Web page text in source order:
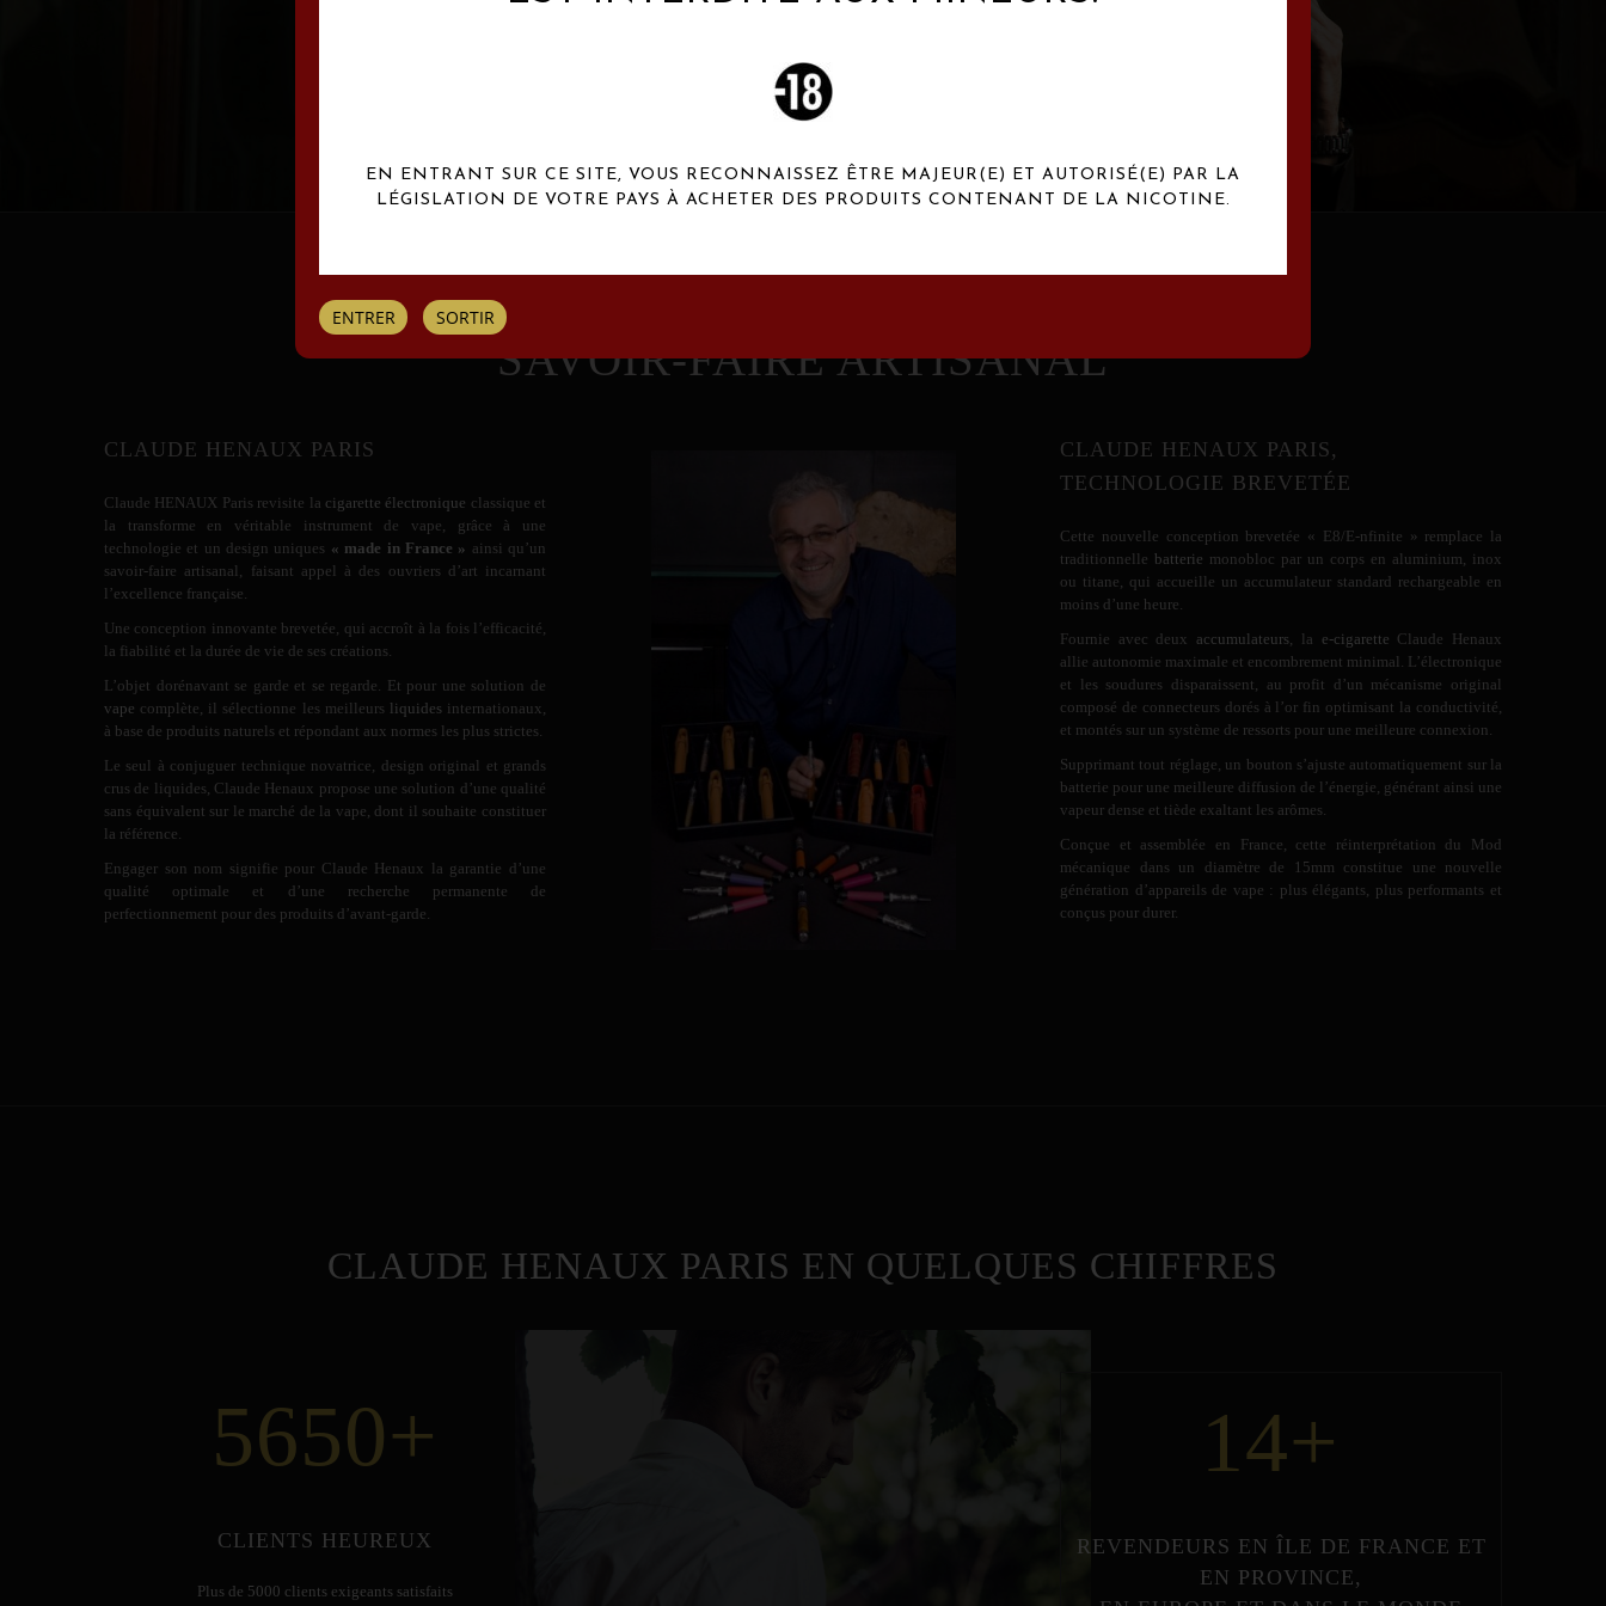
SAVOIR-FAIRE ARTISANAL
CLAUDE HENAUX PARIS
Claude HENAUX Paris revisite la cigarette électronique classique et
la transforme en véritable instrument de vape, grâce à une
technologie et un design uniques « made in France » ainsi qu’un
savoir-faire artisanal, faisant appel à des ouvriers d’art incarnant
l’excellence française.
Une conception innovante brevetée, qui accroît à la fois l’efficacité,
la fiabilité et la durée de vie de ses créations.
L’objet dorénavant se garde et se regarde. Et pour une solution de
vape complète, il sélectionne les meilleurs liquidesinternationaux,
à base de produits naturels et répondant aux normes les plus strictes.
Le seul à conjuguer technique novatrice, design original et grands
crus de liquides, Claude Henaux propose une solution d’une qualité
sans équivalent sur le marché de la vape, dont il souhaite constituer
la référence.
Engager son nom signifie pour Claude Henaux la garantie d’une
qualité optimale et d’une recherche permanente de
perfectionnement pour des produits d’avant-garde.
CLAUDE HENAUX PARIS,
TECHNOLOGIE BREVETÉE
Cette nouvelle conception brevetée « E8/E-nfinite » remplace la
traditionnelle batterie monobloc par un corps en aluminium, inox
ou titane, qui accueille un accumulateur standard rechargeable en
moins d’une heure.
Fournie avec deux accumulateurs , la e-cigarette Claude Henaux
allie autonomie maximale et encombrement minimal. L’électronique
et les soudures disparaissent, au profit d’un mécanisme original
composé de connecteurs dorés à l’or fin optimisant la conductivité,
et montés sur un système de ressorts pour une meilleure connexion.
Supprimant tout réglage, un bouton s’ajuste automatiquement sur la
batterie pour une meilleure diffusion de l’énergie, générant ainsi une
vapeur dense et tiède exaltant les arômes.
Conçue et assemblée en France, cette réinterprétation du Mod
mécanique dans un diamètre de 15mm constitue une nouvelle
génération d’appareils de vape : plus élégants, plus performants et
conçus pour durer.
CLAUDE HENAUX PARIS EN QUELQUES CHIFFRES
5650+
CLIENTS HEUREUX
Plus de 5000 clients exigeants satisfaits
14+
REVENDEURS EN ÎLE DE FRANCE ET
EN PROVINCE,
EN ENTRANT SUR CE SITE, VOUS RECONNAISSEZ ÊTRE MAJEUR(E) ET AUTORISÉ(E) PAR LA
LÉGISLATION DE VOTRE PAYS À ACHETER DES PRODUITS CONTENANT DE LA NICOTINE.
ENTRER SORTIR